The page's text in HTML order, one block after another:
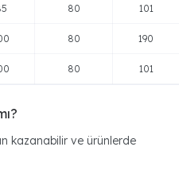
80 101
80 190
80 101
kazanabilir ve ürünlerde